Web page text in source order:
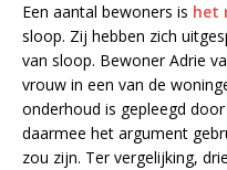
Een aantal bewoners is het
sloop. Zij hebben zich
van sloop. Bewoner Adrie
vrouw in een van de
onderhoud is gepleegd
daarmee het argument
zou zijn. Ter vergelijking,